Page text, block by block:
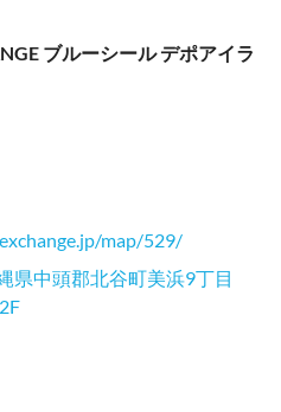
ブルーシール デポアイラ
map/529/
県中頭郡北谷町美浜9丁目